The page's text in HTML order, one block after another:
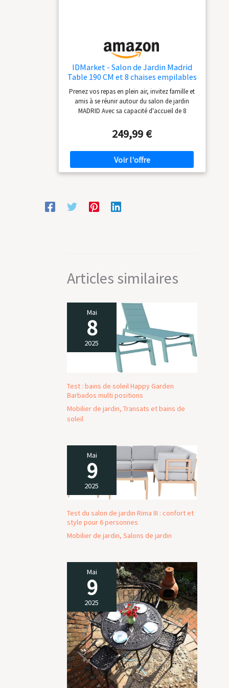
IDMarket - Salon de Jardin Madrid
Table 190 CM et 8 chaises empilables
Gris Anthracite
Prenez vos repas en plein air, invitez famille et
amis à se réunir autour du salon de jardin
MADRID Avec sa capacité d'accueil de 8
pour échanger ! Facilité d'installation et de
rangement grâce à ses 8 chaises empilables -
facile à entretenir Composé d'un plateau de
table en verre trempé, le salon MADRID apporte
modernité et design ! Dimensions table : L. 190
249,99 €
Articles similaires
Mai
8
2025
Test : bains de soleil Happy Garden
Barbados multi positions
Mobilier de jardin, Transats et bains de
soleil
Mai
9
2025
Test du salon de jardin Rima III : confort et
style pour 6 personnes
Mobilier de jardin, Salons de jardin
Mai
9
2025